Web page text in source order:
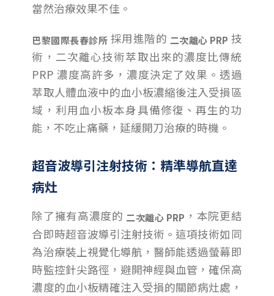
當然治療效果不佳。
巴黎國際長春診所 採用進階的 二次離心 PRP 技
術，二次離心技術萃取出來的濃度比傳統
PRP 濃度高許多，濃度決定了效果。透過
萃取人體血液中的血小板濃縮後注入受損區
域，利用血小板本身具備修復、再生的功
能，不吃止痛藥，延緩開刀治療的時機。
超音波導引注射技術：精準導航直達
病灶
除了擁有高濃度的 二次離心 PRP ，本院更結
合即時超音波導引注射技術。這項技術如同
為治療裝上視覺化導航，醫師能透過螢幕即
時監控針尖路徑，避開神經與血管，確保高
濃度的血小板精確注入受損的關節病灶處，